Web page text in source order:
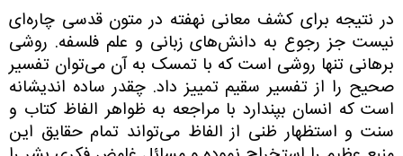
در نتیجه برای کشف معانی نهفته در متون قدسی چاره‌ای
نیست جز رجوع به دانش‌های زبانی و علم فلسفه. روشی
برهانی تنها روشی است که با تمسک به آن می‌توان تفسیر
صحیح را از تفسیر سقیم تمییز داد. چقدر ساده اندیشانه
است که انسان بپندارد با مراجعه به ظواهر الفاظ کتاب و
سنت و استظهار ظنی از الفاظ می‌تواند تمام حقایق این